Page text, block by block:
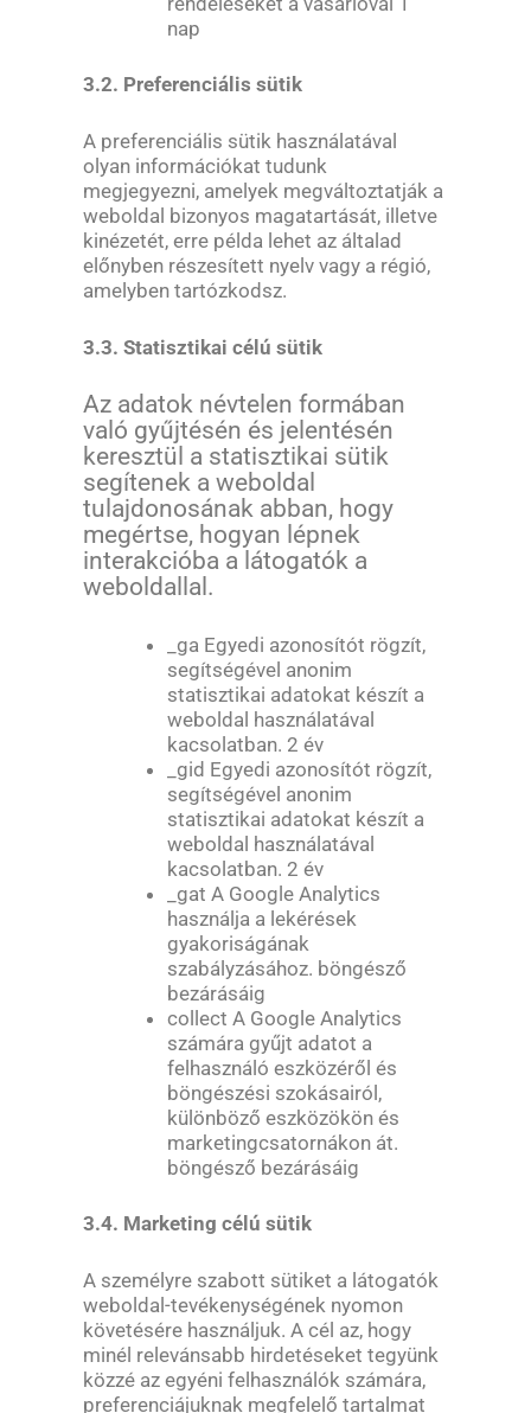
nap
3.2. Preferenciális sütik
A preferenciális sütik használatával
olyan információkat tudunk
megjegyezni, amelyek megváltoztatják a
weboldal bizonyos magatartását, illetve
kinézetét, erre példa lehet az általad
előnyben részesített nyelv vagy a régió,
amelyben tartózkodsz.
3.3. Statisztikai célú sütik
Az adatok névtelen formában
való gyűjtésén és jelentésén
keresztül a statisztikai sütik
segítenek a weboldal
tulajdonosának abban, hogy
megértse, hogyan lépnek
interakcióba a látogatók a
weboldallal.
_ga Egyedi azonosítót rögzít,
segítségével anonim
statisztikai adatokat készít a
weboldal használatával
kacsolatban. 2 év
_gid Egyedi azonosítót rögzít,
segítségével anonim
statisztikai adatokat készít a
weboldal használatával
kacsolatban. 2 év
_gat A Google Analytics
használja a lekérések
gyakoriságának
szabályzásához. böngésző
bezárásáig
collect A Google Analytics
számára gyűjt adatot a
felhasználó eszközéről és
böngészési szokásairól,
különböző eszközökön és
marketingcsatornákon át.
böngésző bezárásáig
3.4. Marketing célú sütik
A személyre szabott sütiket a látogatók
weboldal-tevékenységének nyomon
követésére használjuk. A cél az, hogy
minél relevánsabb hirdetéseket tegyünk
közzé az egyéni felhasználók számára,
preferenciájuknak megfelelő tartalmat